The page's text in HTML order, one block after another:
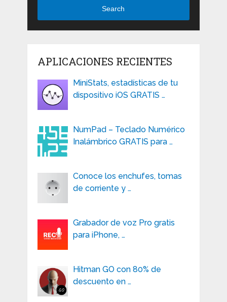
Search
APLICACIONES RECIENTES
MiniStats, estadísticas de tu
dispositivo iOS GRATIS …
NumPad – Teclado Numérico
Inalámbrico GRATIS para …
Conoce los enchufes, tomas
de corriente y …
Grabador de voz Pro gratis
para iPhone, …
Hitman GO con 80% de
descuento en …